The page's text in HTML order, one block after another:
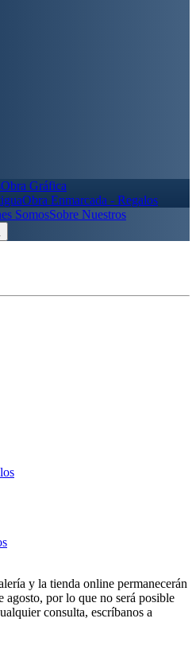
Obra Gráfica
Obra Enmarcada - Regalos
SomosSobre Nuestros
y la tienda online permanecerán
agosto, por lo que no será posible
consulta, escríbanos a